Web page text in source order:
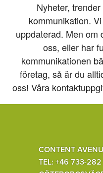
Nyheter,
kommunikation.
uppdaterad. Men om
oss, eller har
kommunikationen
företag, så är du
oss! Våra
CONTENT
TEL: +46 733-